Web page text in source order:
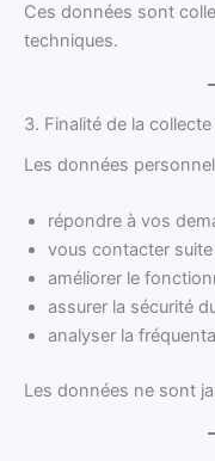
Ces données sont
techniques.
3. Finalité de la
Les données
répondre à vos
vous contacter
améliorer le
assurer la sécurité
analyser la
Les données ne sont